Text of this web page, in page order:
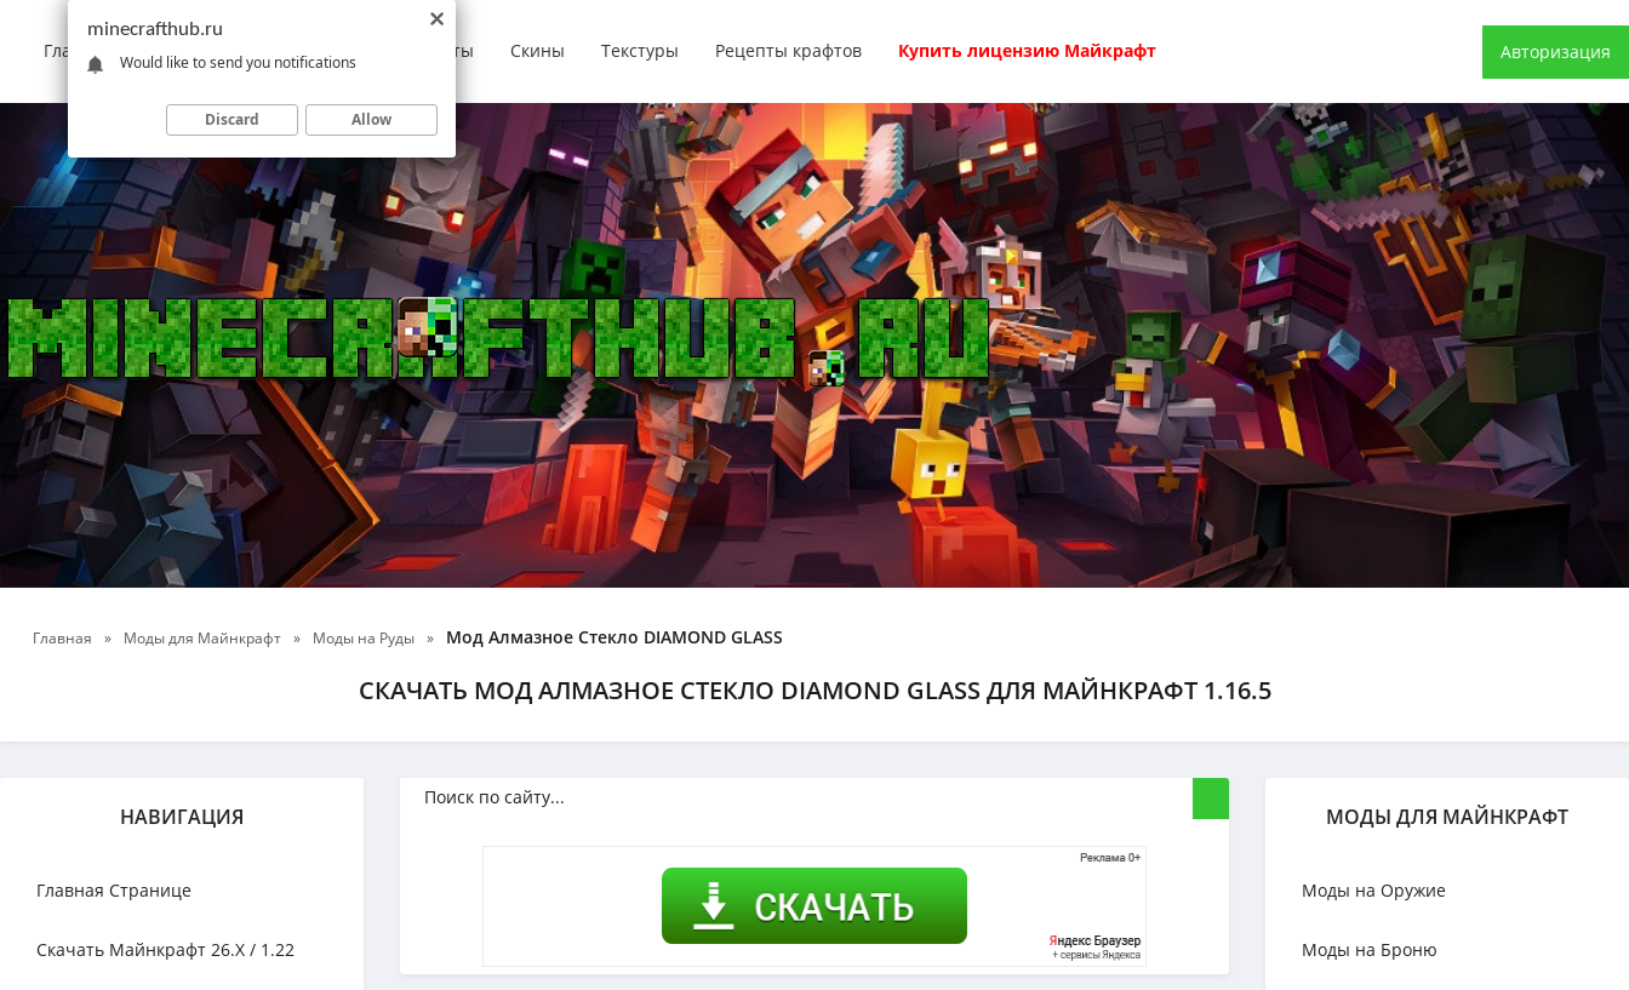
Главная Моды Скачать Minecraft Карты Скины Текстуры Рецепты крафтов Купить лицензию Майкрафт Авторизация
Главная » Моды для Майнкрафт » Моды на Руды » Мод Алмазное Стекло DIAMOND GLASS
СКАЧАТЬ МОД АЛМАЗНОЕ СТЕКЛО DIAMOND GLASS ДЛЯ МАЙНКРАФТ 1.16.5
НАВИГАЦИЯ
Главная Странице
Скачать Майнкрафт 26.Х / 1.22
МОДЫ ДЛЯ МАЙНКРАФТ
Моды на Оружие
Моды на Броню
minecrafthub.ru
Would like to send you notifications
Discard Allow